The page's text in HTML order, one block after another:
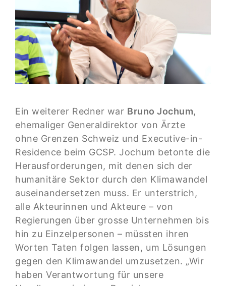
Ein weiterer Redner war Bruno Jochum,
ehemaliger Generaldirektor von Ärzte
ohne Grenzen Schweiz und Executive-in-
Residence beim GCSP. Jochum betonte die
Herausforderungen, mit denen sich der
humanitäre Sektor durch den Klimawandel
auseinandersetzen muss. Er unterstrich,
alle Akteurinnen und Akteure – von
Regierungen über grosse Unternehmen bis
hin zu Einzelpersonen – müssten ihren
Worten Taten folgen lassen, um Lösungen
gegen den Klimawandel umzusetzen. „Wir
haben Verantwortung für unsere